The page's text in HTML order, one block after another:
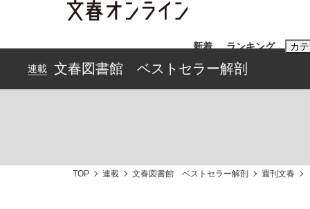
新着 ランキング カ
#藤田晋
#三
連載 文春図書館 ベストセラー解剖
TOP 連載 文春図書館 ベストセラー解剖 週刊文春